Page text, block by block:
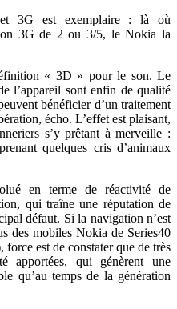
et 3G est exemplaire : là où
3G de 2 ou 3/5, le Nokia la
« 3D » pour le son. Le
l’appareil sont enfin de qualité
bénéficier d’un traitement
écho. L’effet est plaisant,
s’y prêtant à merveille :
quelques cris d’animaux
en terme de réactivité de
qui traîne une réputation de
défaut. Si la navigation n’est
des mobiles Nokia de Series40
est de constater que de très
apportées, qui génèrent une
qu’au temps de la génération